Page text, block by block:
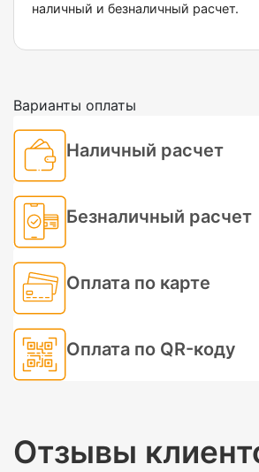
наличный и безналичный расчет.
Варианты оплаты
Наличный расчет
Безналичный расчет
Оплата по карте
Оплата по QR-коду
Отзывы